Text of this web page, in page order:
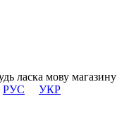
ласка мову магазину
РУС
УКР